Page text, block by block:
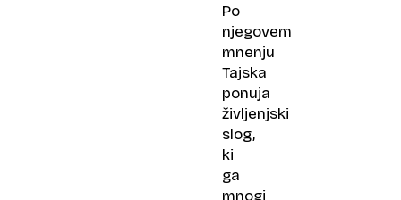
Po
njegovem
mnenju
Tajska
ponuja
življenjski
slog,
ki
ga
mnogi